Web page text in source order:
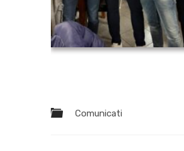
Comunicati